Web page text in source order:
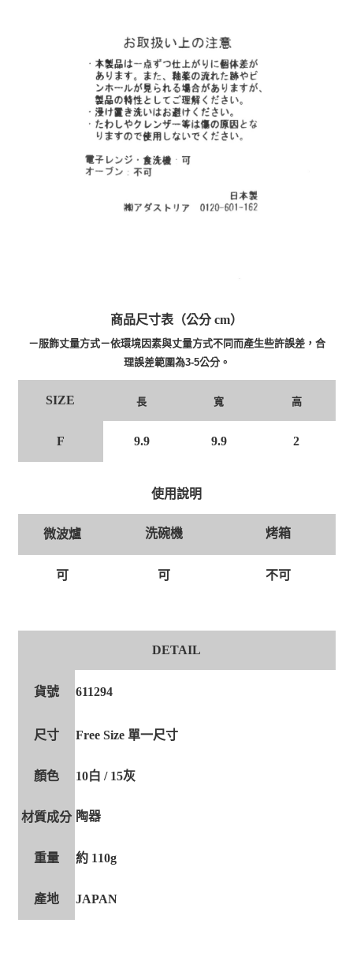
商品尺寸表（公分 cm）
－服飾丈量方式－依環境因素與丈量方式不同而產生些許誤差，合
理誤差範圍為3-5公分。
SIZE 長 寬 高
F 9.9 9.9 2
使用說明
微波爐 洗碗機 烤箱
可 可 不可
DETAIL
貨號 611294
尺寸 Free Size 單一尺寸
顏色 10白 / 15灰
材質成分 陶器
重量 約 110g
產地 JAPAN